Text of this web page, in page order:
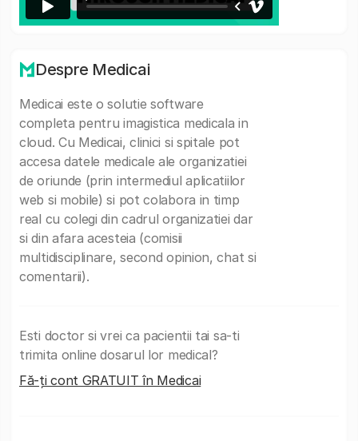
Despre Medicai
Medicai este o solutie software
completa pentru imagistica medicala in
cloud. Cu Medicai, clinici si spitale pot
accesa datele medicale ale organizatiei
de oriunde (prin intermediul aplicatiilor
web si mobile) si pot colabora in timp
real cu colegi din cadrul organizatiei dar
si din afara acesteia (comisii
multidisciplinare, second opinion, chat si
comentarii).
Esti doctor si vrei ca pacientii tai sa-ti
trimita online dosarul lor medical?
Fă-ți cont GRATUIT în Medicai